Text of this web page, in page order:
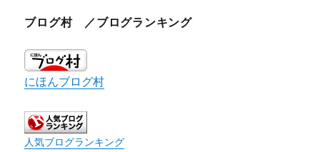
ブログ村 ／ブログランキング
にほんブログ村
人気ブログランキング